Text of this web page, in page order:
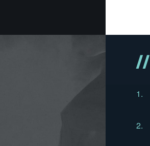
1.
2.